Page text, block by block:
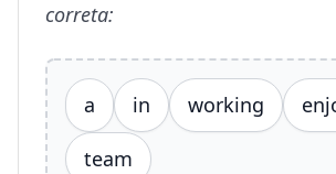
correta:
a in working
team